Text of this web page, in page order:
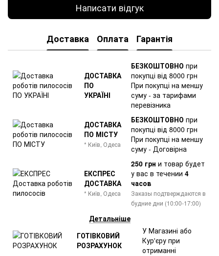
Написати відгук
Доставка Оплата Гарантія
ДОСТАВКА
ПО
УКРАЇНІ
БЕЗКОШТОВНО при
покупці від 8000 грн
При покупці на меншу
суму - за тарифами
перевізника
ДОСТАВКА
ПО МІСТУ
* Київ, Одеса
БЕЗКОШТОВНО при
покупці від 8000 грн
При покупці на меншу
суму - Договірна
ЕКСПРЕС
ДОСТАВКА
* Київ, Одеса
250 грн и товар будет
у вас в течении 4
часов
Заказы подтверждаются в
будние дни (10:00-17:00)
Детальніше
ГОТІВКОВИЙ
РОЗРАХУНОК
У Магазині або
Кур'єру при
отриманні